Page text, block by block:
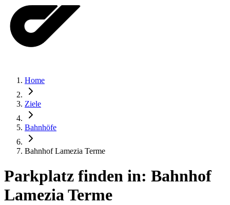
Home
Ziele
Bahnhöfe
Bahnhof Lamezia Terme
Parkplatz finden in: Bahnhof
Lamezia Terme